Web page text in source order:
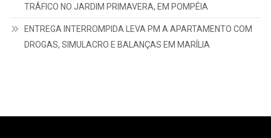
TRÁFICO NO JARDIM PRIMAVERA, EM POMPÉIA
ENTREGA INTERROMPIDA LEVA PM A APARTAMENTO COM
DROGAS, SIMULACRO E BALANÇAS EM MARÍLIA